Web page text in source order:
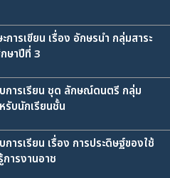
ารเขียน เรื่อง อักษรนำ กลุ่มสาระ
ษาปีที่ 3
บการเรียน ชุด ลักษณ์ดนตรี กลุ่ม
รับนักเรียนชั้น
การเรียน เรื่อง การประดิษฐ์ของใช้
ารงานอาช